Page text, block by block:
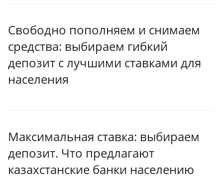
Свободно пополняем и снимаем
средства: выбираем гибкий
депозит с лучшими ставками для
населения
Максимальная ставка: выбираем
депозит. Что предлагают
казахстанские банки населению